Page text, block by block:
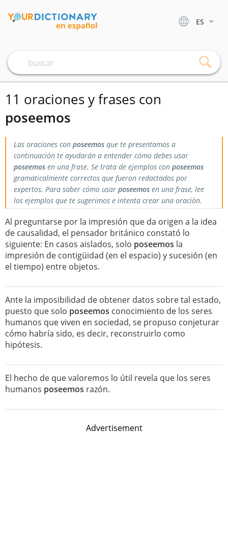
ES
11 oraciones y frases con
poseemos
Las oraciones con poseemos que te presentamos a
continuación te ayudarán a entender cómo debes usar
poseemos en una frase. Se trata de ejemplos con poseemos
gramaticalmente correctos que fueron redactados por
expertos. Para saber cómo usar poseemos en una frase, lee
los ejemplos que te sugerimos e intenta crear una oración.
Al preguntarse por la impresión que da origen a la idea
de causalidad, el pensador británico constató lo
siguiente: En casos aislados, solo poseemos la
impresión de contigüidad (en el espacio) y sucesión (en
el tiempo) entre objetos.
Ante la imposibilidad de obtener datos sobre tal estado,
puesto que solo poseemos conocimiento de los seres
humanos que viven en sociedad, se propuso conjeturar
cómo habría sido, es decir, reconstruirlo como
hipótesis.
El hecho de que valoremos lo útil revela que los seres
humanos poseemos razón.
Advertisement